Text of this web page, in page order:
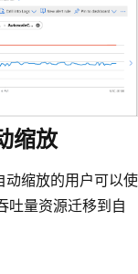
缩放
动缩放的用户可以使
吐量资源迁移到自